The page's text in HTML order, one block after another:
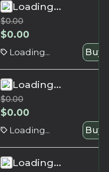
Loading...
$0.00
$0.00
Loading... Buy
Loading...
$0.00
$0.00
Loading... Buy
Loading...